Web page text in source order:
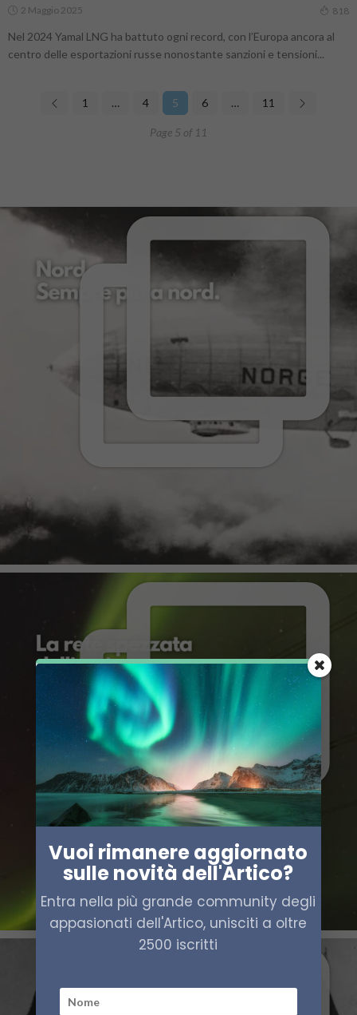
2 Maggio 2025 818
Nel 2024 Yamal LNG ha battuto ogni record, con l’Europa ancora al
centro delle esportazioni russe nonostante sanzioni e tensioni...
1 … 4 5 6 … 11
Page 5 of 11
Vuoi rimanere aggiornato
sulle novità dell'Artico?
Entra nella più grande community degli
appasionati dell'Artico, unisciti a oltre
2500 iscritti